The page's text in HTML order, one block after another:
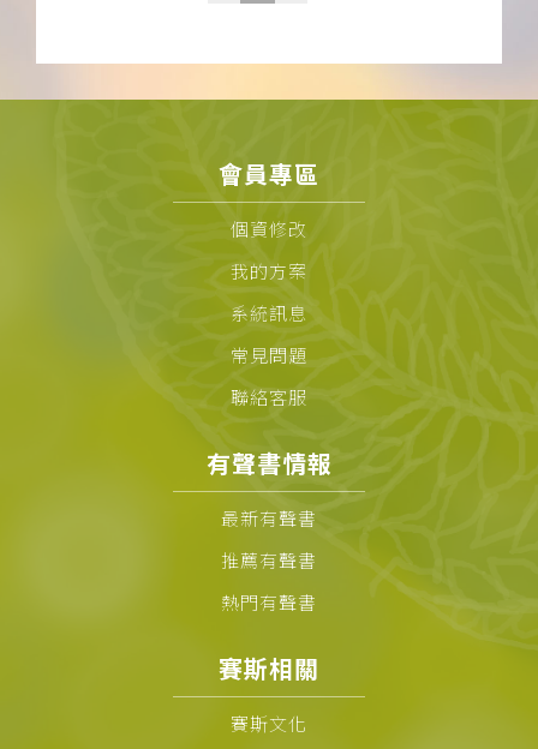
會員專區
個資修改
我的方案
系統訊息
常見問題
聯絡客服
有聲書情報
最新有聲書
推薦有聲書
熱門有聲書
賽斯相關
賽斯文化